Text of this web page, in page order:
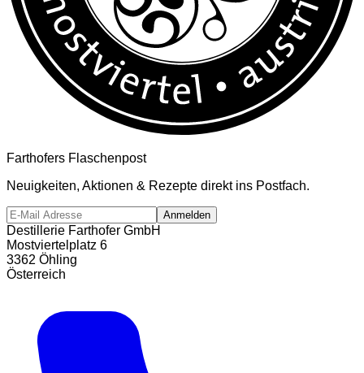
Farthofers Flaschenpost
Neuigkeiten, Aktionen & Rezepte direkt ins Postfach.
Anmelden
Destillerie Farthofer GmbH
Mostviertelplatz 6
3362 Öhling
Österreich